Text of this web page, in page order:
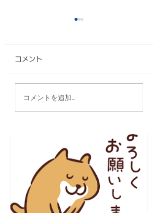
A4フラットトート/仲
本工業 様
コメント
コメントを追加…